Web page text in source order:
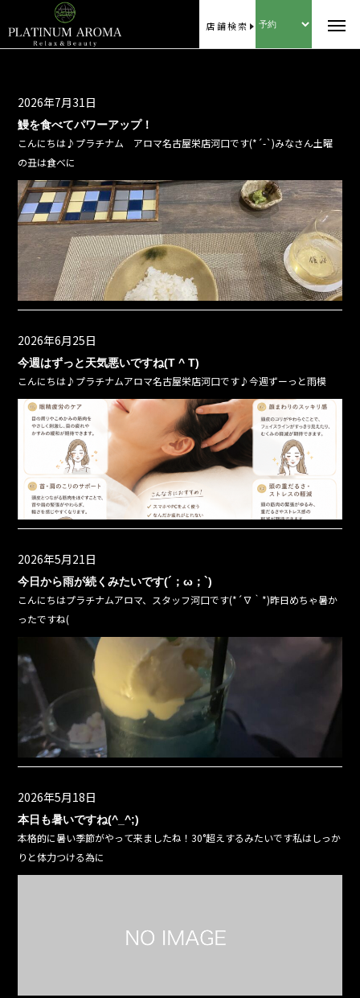
店舗検索
2026年7月31日
鰻を食べてパワーアップ！
こんにちは♪プラチナム アロマ名古屋栄店河口です(*´-`)みなさん土曜
の丑は食べに
2026年6月25日
今週はずっと天気悪いですね(T ^ T)
こんにちは♪プラチナムアロマ名古屋栄店河口です♪今週ずーっと雨模
2026年5月21日
今日から雨が続くみたいです(´；ω；`)
こんにちはプラチナムアロマ、スタッフ河口です(*´∇｀*)昨日めちゃ暑か
ったですね(
2026年5月18日
本日も暑いですね(^_^;)
本格的に暑い季節がやって来ましたね！30°超えするみたいです私はしっか
りと体力つける為に